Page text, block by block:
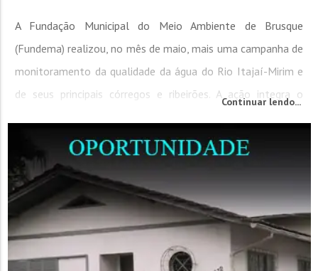
A Fundação Municipal do Meio Ambiente de Brusque
(Fundema) realizou, no mês de maio, mais uma campanha de
monitoramento da qualidade da água do Rio Itajaí-Mirim e
de seus principais córregos e ribeirões. A ação integra o
águas do município, com o objetivo de avaliar as condições
dos recursos hídricos e subsidiar ações de gestão...
Continuar lendo...